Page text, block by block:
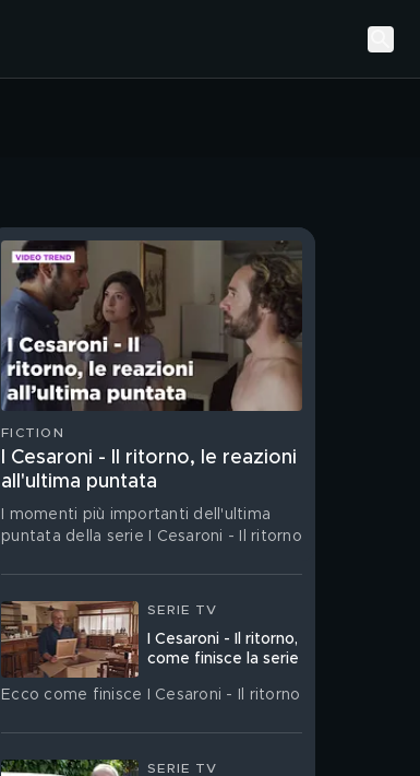
FICTION
I Cesaroni - Il ritorno, le reazioni
all'ultima puntata
I momenti più importanti dell'ultima
puntata della serie I Cesaroni - Il ritorno
SERIE TV
I Cesaroni - Il ritorno,
come finisce la serie
Ecco come finisce I Cesaroni - Il ritorno
SERIE TV